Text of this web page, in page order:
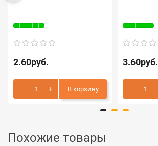
2.60руб.
В корзину
3.60руб.
Похожие товары